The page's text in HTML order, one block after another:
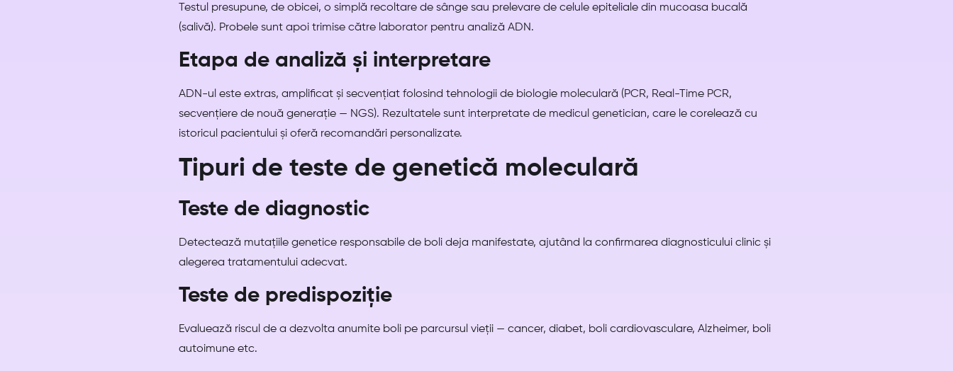
Testul presupune, de obicei, o simplă recoltare de sânge sau prelevare de celule epiteliale din mucoasa bucală
(salivă). Probele sunt apoi trimise către laborator pentru analiză ADN.
Etapa de analiză și interpretare
ADN-ul este extras, amplificat și secvențiat folosind tehnologii de biologie moleculară (PCR, Real-Time PCR,
secvențiere de nouă generație — NGS). Rezultatele sunt interpretate de medicul genetician, care le corelează cu
istoricul pacientului și oferă recomandări personalizate.
Tipuri de teste de genetică moleculară
Teste de diagnostic
Detectează mutațiile genetice responsabile de boli deja manifestate, ajutând la confirmarea diagnosticului clinic și
alegerea tratamentului adecvat.
Teste de predispoziție
Evaluează riscul de a dezvolta anumite boli pe parcursul vieții — cancer, diabet, boli cardiovasculare, Alzheimer, boli
autoimune etc.